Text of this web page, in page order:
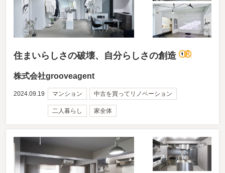
住まいらしさの破壊、自分らしさの創造
株式会社grooveagent
2024.09.19 マンション 中古を買ってリノベーション
二人暮らし 家全体